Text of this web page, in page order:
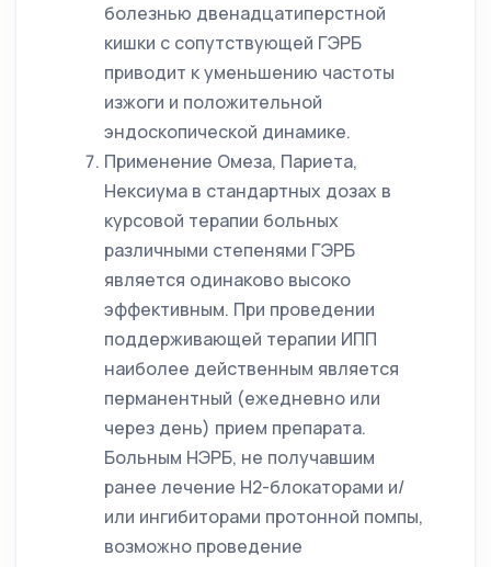
болезнью двенадцатиперстной
кишки с сопутствующей ГЭРБ
приводит к уменьшению частоты
изжоги и положительной
эндоскопической динамике.
Применение Омеза, Париета,
Нексиума в стандартных дозах в
курсовой терапии больных
различными степенями ГЭРБ
является одинаково высоко
эффективным. При проведении
поддерживающей терапии ИПП
наиболее действенным является
перманентный (ежедневно или
через день) прием препарата.
Больным НЭРБ, не получавшим
ранее лечение H2-блокаторами и/
или ингибиторами протонной помпы,
возможно проведение